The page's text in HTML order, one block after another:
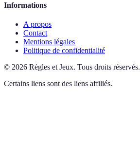
Informations
A propos
Contact
Mentions légales
Politique de confidentialité
© 2026 Règles et Jeux. Tous droits réservés.
Certains liens sont des liens affiliés.